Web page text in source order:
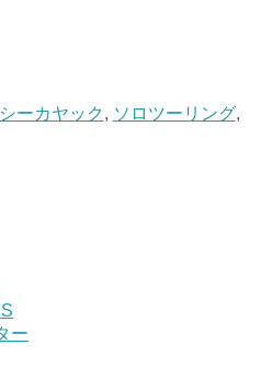
シーカヤック , ソロツーリング,